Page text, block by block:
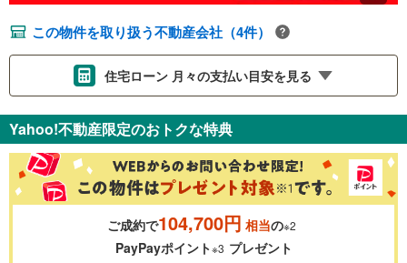
この物件を取り扱う不動産会社（4件）
住宅ローン 月々の支払い目安を見る
金利 ％
0.01%
Yahoo!不動産限定のおトクな特典
ご成約で104,700円 相当の※2
PayPayポイント※3 プレゼント